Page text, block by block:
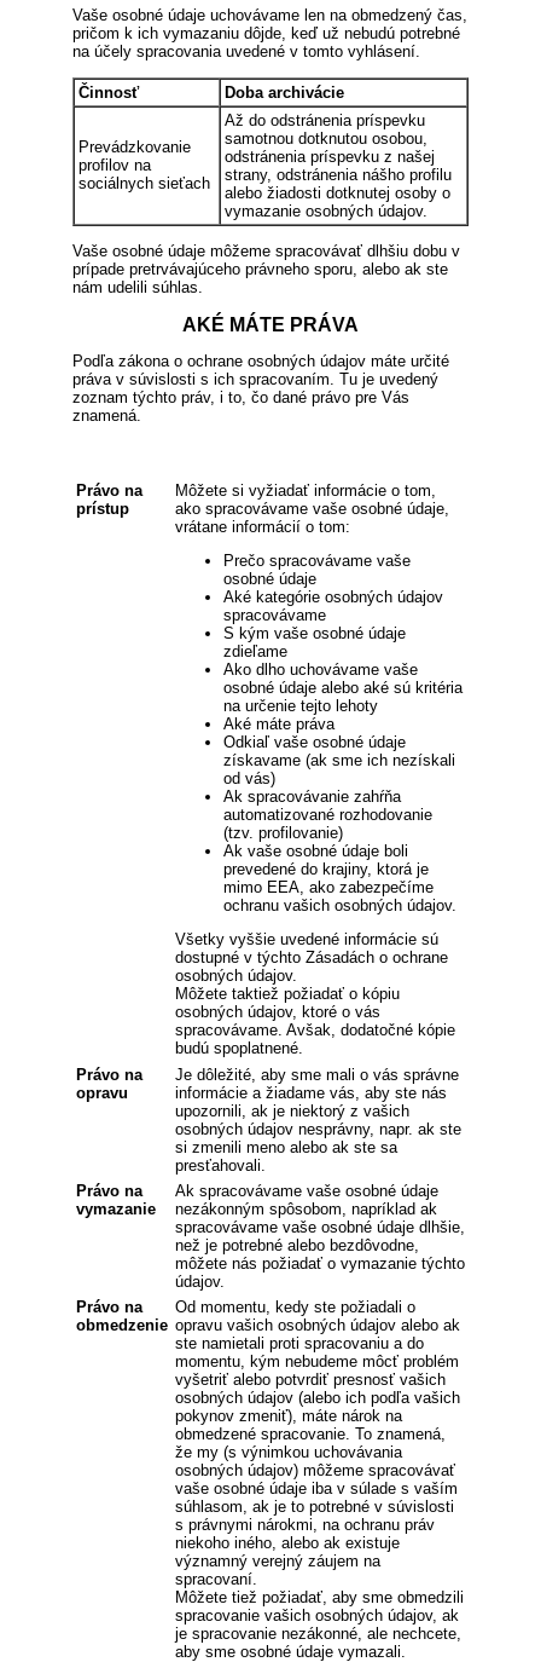
Vaše osobné údaje uchovávame len na obmedzený čas,
pričom k ich vymazaniu dôjde, keď už nebudú potrebné
na účely spracovania uvedené v tomto vyhlásení.
Činnosť Doba archivácie
Prevádzkovanie
profilov na
sociálnych sieťach
Až do odstránenia príspevku
samotnou dotknutou osobou,
odstránenia príspevku z našej
strany, odstránenia nášho profilu
alebo žiadosti dotknutej osoby o
vymazanie osobných údajov.
Vaše osobné údaje môžeme spracovávať dlhšiu dobu v
prípade pretrvávajúceho právneho sporu, alebo ak ste
nám udelili súhlas.
AKÉ MÁTE PRÁVA
Podľa zákona o ochrane osobných údajov máte určité
práva v súvislosti s ich spracovaním. Tu je uvedený
zoznam týchto práv, i to, čo dané právo pre Vás
znamená.
Právo na
prístup
Môžete si vyžiadať informácie o tom,
ako spracovávame vaše osobné údaje,
vrátane informácií o tom:
Prečo spracovávame vaše
osobné údaje
Aké kategórie osobných údajov
spracovávame
S kým vaše osobné údaje
zdieľame
Ako dlho uchovávame vaše
osobné údaje alebo aké sú kritéria
na určenie tejto lehoty
Aké máte práva
Odkiaľ vaše osobné údaje
získavame (ak sme ich nezískali
od vás)
Ak spracovávanie zahŕňa
automatizované rozhodovanie
(tzv. profilovanie)
Ak vaše osobné údaje boli
prevedené do krajiny, ktorá je
mimo EEA, ako zabezpečíme
ochranu vašich osobných údajov.
Všetky vyššie uvedené informácie sú
dostupné v týchto Zásadách o ochrane
osobných údajov.
Môžete taktiež požiadať o kópiu
osobných údajov, ktoré o vás
spracovávame. Avšak, dodatočné kópie
budú spoplatnené.
Právo na
opravu
Je dôležité, aby sme mali o vás správne
informácie a žiadame vás, aby ste nás
upozornili, ak je niektorý z vašich
osobných údajov nesprávny, napr. ak ste
si zmenili meno alebo ak ste sa
presťahovali.
Právo na
vymazanie
Ak spracovávame vaše osobné údaje
nezákonným spôsobom, napríklad ak
spracovávame vaše osobné údaje dlhšie,
než je potrebné alebo bezdôvodne,
môžete nás požiadať o vymazanie týchto
údajov.
Právo na
obmedzenie
Od momentu, kedy ste požiadali o
opravu vašich osobných údajov alebo ak
ste namietali proti spracovaniu a do
momentu, kým nebudeme môcť problém
vyšetriť alebo potvrdiť presnosť vašich
osobných údajov (alebo ich podľa vašich
pokynov zmeniť), máte nárok na
obmedzené spracovanie. To znamená,
že my (s výnimkou uchovávania
osobných údajov) môžeme spracovávať
vaše osobné údaje iba v súlade s vaším
súhlasom, ak je to potrebné v súvislosti
s právnymi nárokmi, na ochranu práv
niekoho iného, alebo ak existuje
významný verejný záujem na
spracovaní.
Môžete tiež požiadať, aby sme obmedzili
spracovanie vašich osobných údajov, ak
je spracovanie nezákonné, ale nechcete,
aby sme osobné údaje vymazali.